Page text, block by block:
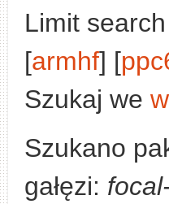
Limit
[armhf] [
Szukaj we
Szukano
gałęzi: